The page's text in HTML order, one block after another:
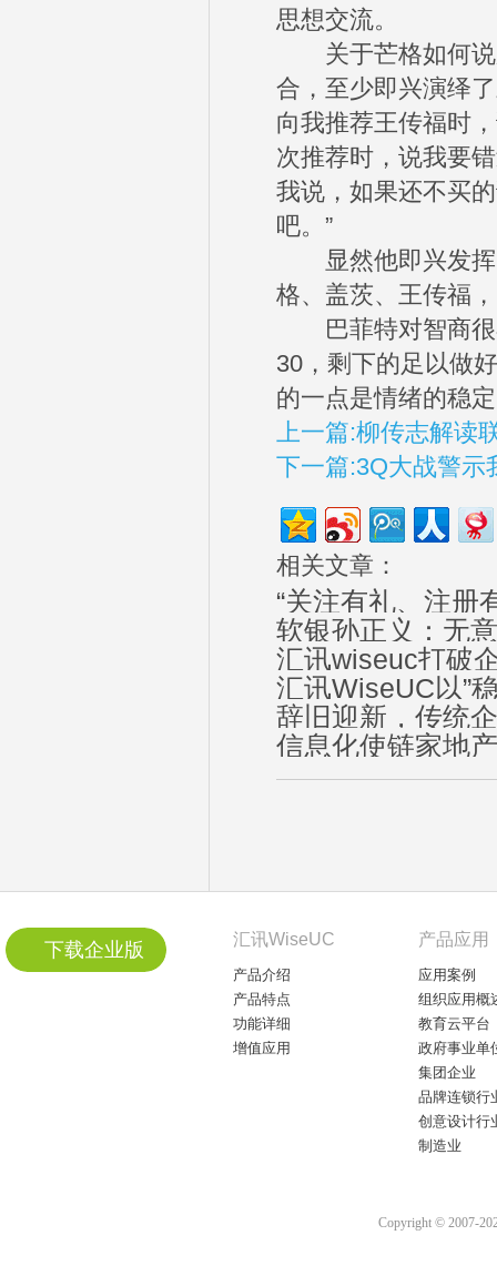
思想交流。
关于芒格如何说
合，至少即兴演绎
向我推荐王传福时
次推荐时，说我要
我说，如果还不买
吧。”
显然他即兴发挥
格、盖茨、王传福
巴菲特对智商很
30，剩下的足以做
的一点是情绪的稳
上一篇:柳传志解读
下一篇:3Q大战警示
相关文章：
“关注有礼、注
软银孙正义：无
汇讯wiseuc打破
汇讯WiseUC以”
辞旧迎新，传统
信息化使链家地
下载企业版 汇讯WiseUC
产品介绍
产品特点
功能详细
增值应用
产品应用
应用案例
组织应用概
教育云平台
政府事业单
集团企业
品牌连锁行
创意设计行
制造业
Copyright © 2007-